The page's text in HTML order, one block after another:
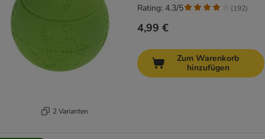
2 Varianten
4,99 €
Rating: 4.3/5 (192)
Zum Warenkorb
hinzufügen